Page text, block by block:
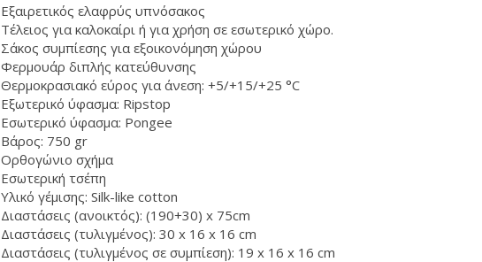
Εξαιρετικός ελαφρύς υπνόσακος
Τέλειος για καλοκαίρι ή για χρήση σε εσωτερικό χώρο.
Σάκος συμπίεσης για εξοικονόμηση χώρου
Φερμουάρ διπλής κατεύθυνσης
Θερμοκρασιακό εύρος για άνεση: +5/+15/+25 °C
Εξωτερικό ύφασμα: Ripstop
Εσωτερικό ύφασμα: Pongee
Βάρος: 750 gr
Ορθογώνιο σχήμα
Εσωτερική τσέπη
Υλικό γέμισης: Silk-like cotton
Διαστάσεις (ανοικτός): (190+30) x 75cm
Διαστάσεις (τυλιγμένος): 30 x 16 x 16 cm
Διαστάσεις (τυλιγμένος σε συμπίεση): 19 x 16 x 16 cm